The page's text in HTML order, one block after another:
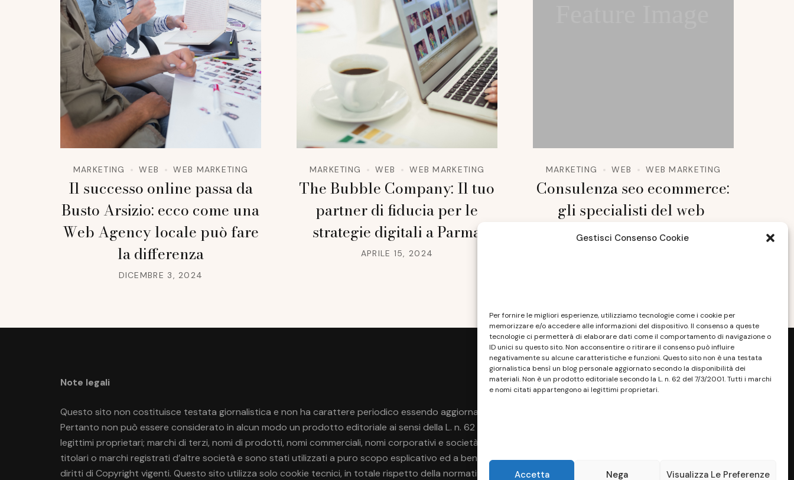
Gestisci Consenso Cookie
Per fornire le migliori esperienze, utilizziamo tecnologie come i cookie per
memorizzare e/o accedere alle informazioni del dispositivo. Il consenso a queste
tecnologie ci permetterà di elaborare dati come il comportamento di navigazione o
ID unici su questo sito. Non acconsentire o ritirare il consenso può influire
negativamente su alcune caratteristiche e funzioni. Questo sito non è una testata
giornalistica bensì un blog personale aggiornato secondo la disponibilità dei
materiali. Non è un prodotto editoriale secondo la L. n. 62 del 7/3/2001. Tutti i marchi
e nomi citati appartengono ai legittimi proprietari.
Accetta Nega Visualizza Le Preferenze
MARKETING WEB WEB MARKETING
Il successo online passa da
Busto Arsizio: ecco come una
Web Agency locale può fare
la differenza
DICEMBRE 3, 2024
MARKETING WEB WEB MARKETING
The Bubble Company: Il tuo
partner di fiducia per le
strategie digitali a Parma
APRILE 15, 2024
MARKETING WEB WEB MARKETING
Consulenza seo ecommerce:
gli specialisti del web
Note legali
Questo sito non costituisce testata giornalistica e non ha carattere periodico essendo aggiornato secondo la disponibilità e la reperibilità dei materiali.
Pertanto non può essere considerato in alcun modo un prodotto editoriale ai sensi della L. n. 62 del 7/3/2001. Tutti i marchi riportati appartengono ai
legittimi proprietari; marchi di terzi, nomi di prodotti, nomi commerciali, nomi corporativi e società citati possono essere marchi di proprietà dei rispettivi
titolari o marchi registrati d’altre società e sono stati utilizzati a puro scopo esplicativo ed a beneficio del possessore, senza alcun fine di violazione dei
diritti di Copyright vigenti. Questo sito utilizza solo cookie tecnici, in totale rispetto della normativa europea. Maggiori dettagli alla pagina:
PRIVACY